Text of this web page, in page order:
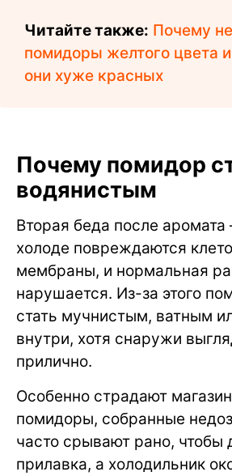
Читайте также: Почему
помидоры желтого цвета
они хуже красных
Почему помидор
водянистым
Вторая беда после
холоде повреждаются
мембраны, и нормальная
нарушается. Из-за этого
стать мучнистым, ватным
внутри, хотя снаружи
прилично.
Особенно страдают
помидоры, собранные
часто срывают рано, чтобы
прилавка, а холодильник